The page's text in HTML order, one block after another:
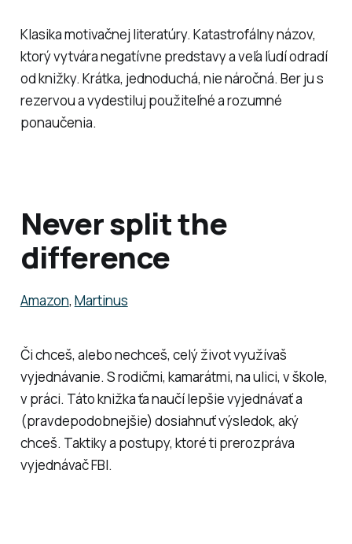
Klasika motivačnej literatúry. Katastrofálny názov,
ktorý vytvára negatívne predstavy a veľa ľudí odradí
od knižky. Krátka, jednoduchá, nie náročná. Ber ju s
rezervou a vydestiluj použiteľné a rozumné
ponaučenia.
Never split the
difference
Amazon, Martinus
Či chceš, alebo nechceš, celý život využívaš
vyjednávanie. S rodičmi, kamarátmi, na ulici, v škole,
v práci. Táto knižka ťa naučí lepšie vyjednávať a
(pravdepodobnejšie) dosiahnuť výsledok, aký
chceš. Taktiky a postupy, ktoré ti prerozpráva
vyjednávač FBI.